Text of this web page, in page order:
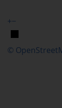
+−
©